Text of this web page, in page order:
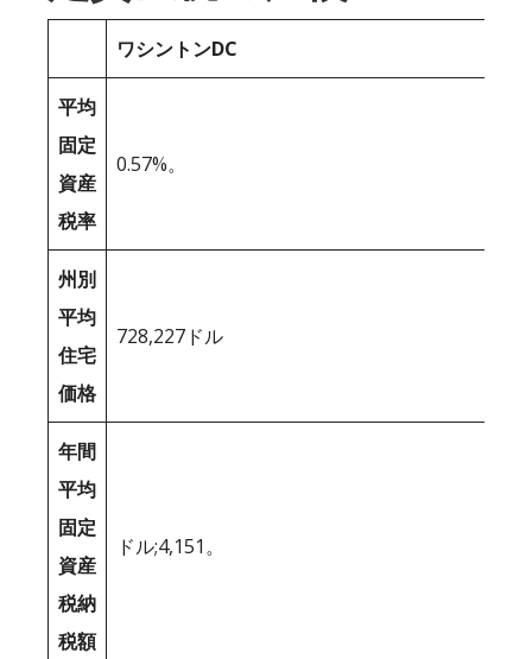
ワシントンDC
平均
固定
資産
税率
0.57%。
州別
平均
住宅
価格
728,227ドル
年間
平均
固定
資産
税納
税額
ドル;4,151。